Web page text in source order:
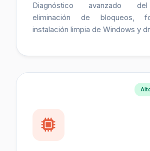
Diagnóstico avanzado
eliminación de bloqueos,
instalación limpia de Windows y